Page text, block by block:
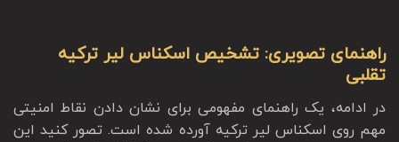
راهنمای تصویری: تشخیص اسکناس لیر ترکیه
تقلبی
در ادامه، یک راهنمای مفهومی برای نشان دادن نقاط امنیتی
مهم روی اسکناس لیر ترکیه آورده شده است. تصور کنید این